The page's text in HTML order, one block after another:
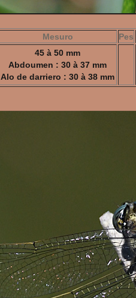
Mesuro Pes
45 à 50 mm
Abdoumen : 30 à 37 mm
Alo de darriero : 30 à 38 mm